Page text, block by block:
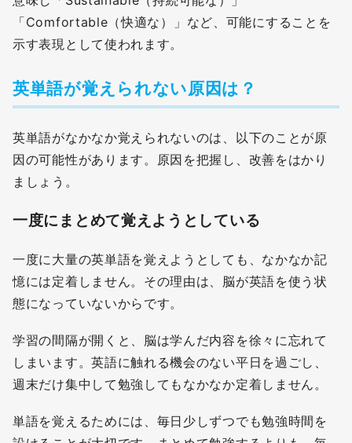
「Comfortable（快適な）」など、可能にすることを
示す表現として使われます。
英単語が覚えられない原因は？
英単語がなかなか覚えられないのは、以下のことが原
因の可能性があります。原因を把握し、改善をはかり
ましょう。
一度にまとめて覚えようとしている
一度に大量の英単語を覚えようとしても、なかなか記
憶には定着しません。その理由は、脳が英語を使う状
態になっていないからです。
学習の間隔が開くと、脳は学んだ内容を徐々に忘れて
しまいます。英語に触れる機会のない平日を過ごし、
週末だけ集中して勉強してもなかなか定着しません。
単語を覚えるためには、毎日少しずつでも勉強時間を